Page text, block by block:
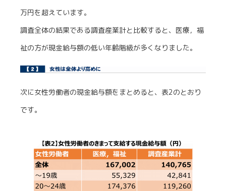
万円を超えています。
調査全体の結果である調査産業計と比較すると、医療，福
祉の方が現金給与額の低い年齢階級が多くなりました。
次に女性労働者の現金給与額をまとめると、表2のとおり
です。